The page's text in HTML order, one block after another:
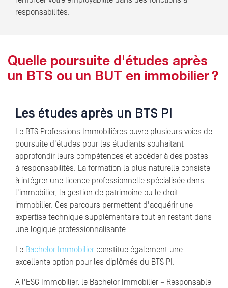
responsabilités.
Quelle poursuite d'études après
un BTS ou un BUT en immobilier ?
Les études après un BTS PI
Le BTS Professions Immobilières ouvre plusieurs voies de
poursuite d'études pour les étudiants souhaitant
approfondir leurs compétences et accéder à des postes
à responsabilités. La formation la plus naturelle consiste
à intégrer une licence professionnelle spécialisée dans
l'immobilier, la gestion de patrimoine ou le droit
immobilier. Ces parcours permettent d'acquérir une
expertise technique supplémentaire tout en restant dans
une logique professionnalisante.
Le Bachelor Immobilier constitue également une
excellente option pour les diplômés du BTS PI.
À l'ESG Immobilier, le Bachelor Immobilier – Responsable